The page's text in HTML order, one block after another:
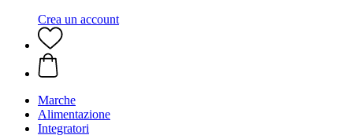
Crea un account
Marche
Alimentazione
Integratori